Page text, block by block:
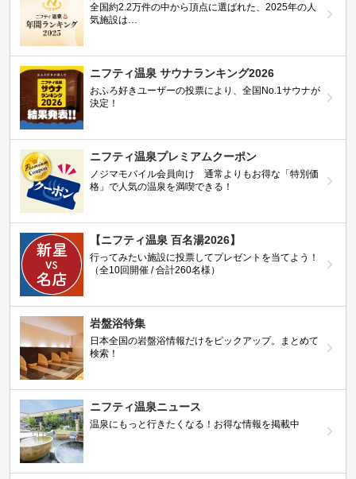
全国約2.2万件の中から頂点に選ばれた、2025年の人
気施設は…
ニフティ温泉 サウナランキング2026
おふろ好きユーザーの投票により、全国No.1サウナが
決定！
ニフティ温泉プレミアムクーポン
ノジマモバイル会員向け 通常よりもお得な「特別価
格」で人気の温泉を満喫できる！
【ニフティ温泉 百名湯2026】
行ってみたい施設に投票してプレゼントを当てよう！
（全10回開催 / 合計260名様）
岩盤浴特集
日本全国の岩盤浴情報だけをピックアップ。まとめて
検索！
ニフティ温泉ニュース
温泉にもっと行きたくなる！お得な情報を掲載中